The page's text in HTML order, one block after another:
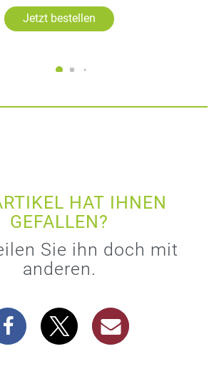
Jetzt bestellen
HAT IHNEN
GEFALLEN?
Sie ihn doch mit
anderen.